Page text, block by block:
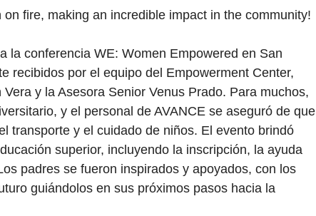
fire, making an incredible impact in the community!
la conferencia WE: Women Empowered en San
recibidos por el equipo del Empowerment Center,
y la Asesora Senior Venus Prado. Para muchos,
y el personal de AVANCE se aseguró de que
transporte y el cuidado de niños. El evento brindó
superior, incluyendo la inscripción, la ayuda
padres se fueron inspirados y apoyados, con los
guiándolos en sus próximos pasos hacia la